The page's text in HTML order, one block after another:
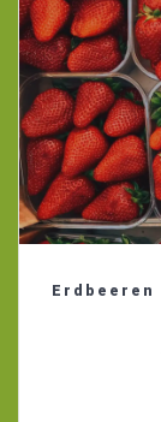
Erdbeeren